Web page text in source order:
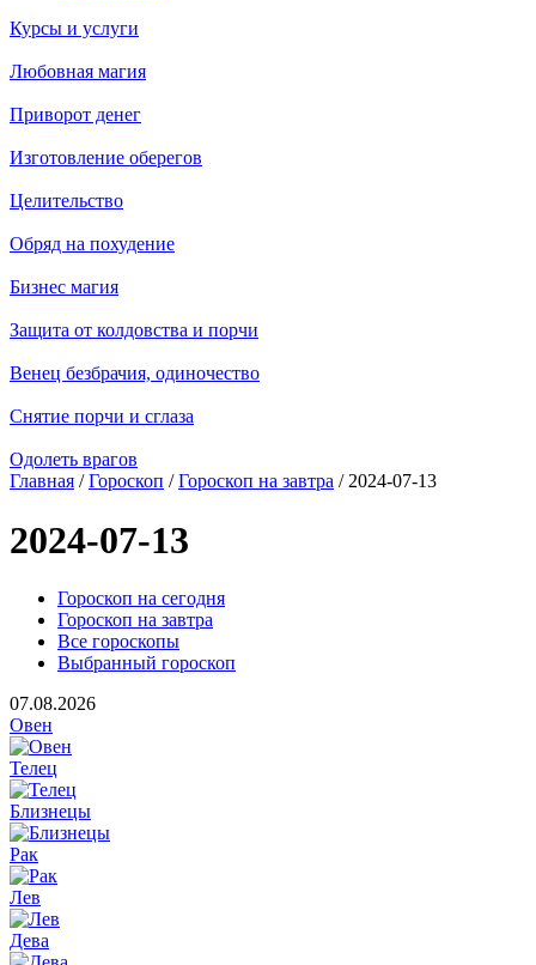
Курсы и услуги
Любовная магия
Приворот денег
Изготовление оберегов
Целительство
Обряд на похудение
Бизнес магия
Защита от колдовства и порчи
Венец безбрачия, одиночество
Снятие порчи и сглаза
Одолеть врагов
Главная /Гороскоп /Гороскоп на завтра / 2024-07-13
2024-07-13
Гороскоп на сегодня
Гороскоп на завтра
Все гороскопы
Выбранный гороскоп
07.08.2026
Овен
Телец
Близнецы
Рак
Лев
Дева